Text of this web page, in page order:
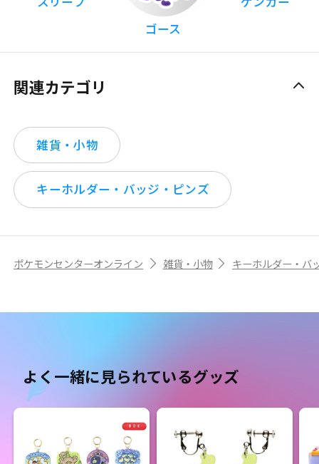
ゴース
関連カテゴリ
雑貨・小物
キーホルダー・バッジ・ピンズ
ポケモンセンターオンライン 雑貨・小物 キーホルダー・バ
よく一緒に見られているグッズ